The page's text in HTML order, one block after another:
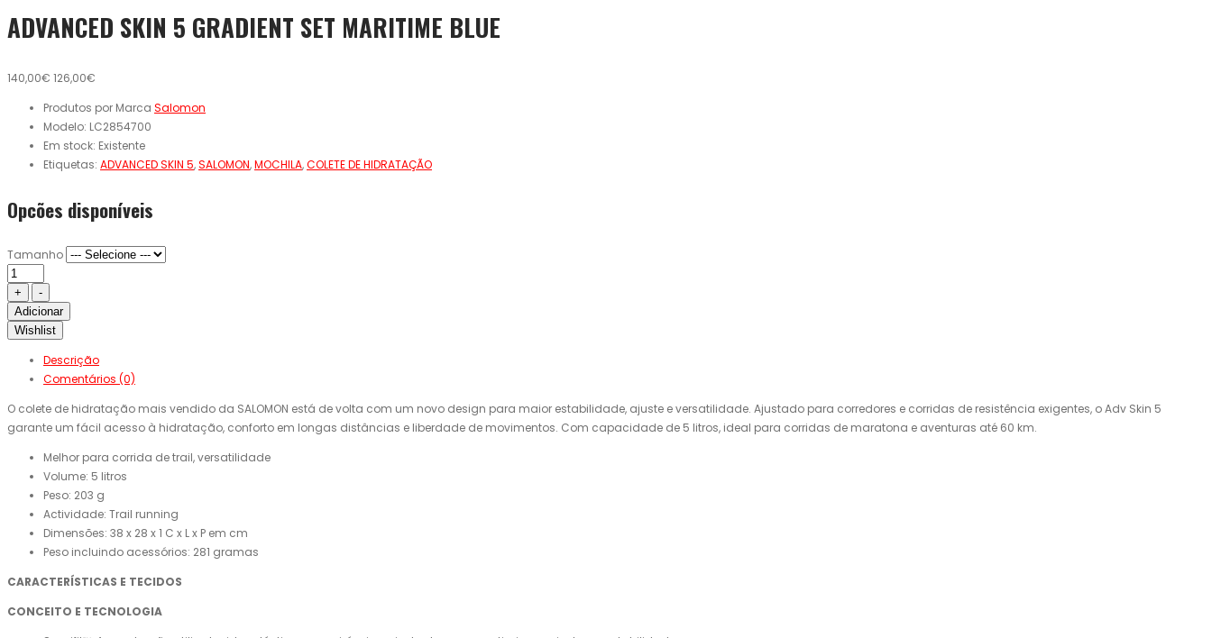
ADVANCED SKIN 5 GRADIENT SET MARITIME BLUE
140,00€ 126,00€
Produtos por Marca Salomon
Modelo: LC2854700
Em stock: Existente
Etiquetas: ADVANCED SKIN 5,SALOMON,MOCHILA,COLETE DE HIDRATAÇÃO
Opcões disponíveis
Tamanho
Adicionar
Wishlist
Descrição
Comentários (0)
O colete de hidratação mais vendido da SALOMON está de volta com um novo design para maior estabilidade, ajuste e versatilidade. Ajustado para corredores e corridas de resistência exigentes, o Adv Skin 5
garante um fácil acesso à hidratação, conforto em longas distâncias e liberdade de movimentos. Com capacidade de 5 litros, ideal para corridas de maratona e aventuras até 60 km.
Melhor para corrida de trail, versatilidade
Volume: 5 litros
Peso: 203 g
Actividade: Trail running
Dimensões: 38 x 28 x 1 C x L x P em cm
Peso incluindo acessórios: 281 gramas
CARACTERÍSTICAS E TECIDOS
CONCEITO E TECNOLOGIA